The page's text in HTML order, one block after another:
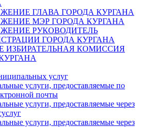
ГЛАВА ГОРОДА КУРГАНА
МЭР ГОРОДА КУРГАНА
РУКОВОДИТЕЛЬ
ГОРОДА КУРГАНА
ИЗБИРАТЕЛЬНАЯ КОМИССИЯ
услуг
услуги, предоставляемые по
почты
услуги, предоставляемые через
услуги, предоставляемые через